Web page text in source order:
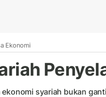
Ekonomi
syariah bukan